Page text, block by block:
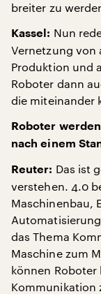
breiter zu
Kassel: Nun
Vernetzung von
Produktion und
Roboter dann
die miteinander
Roboter
nach einem
Reuter: Das ist
verstehen. 4.0
Maschinenbau,
das Thema
Maschine zum
können
Kommunikation